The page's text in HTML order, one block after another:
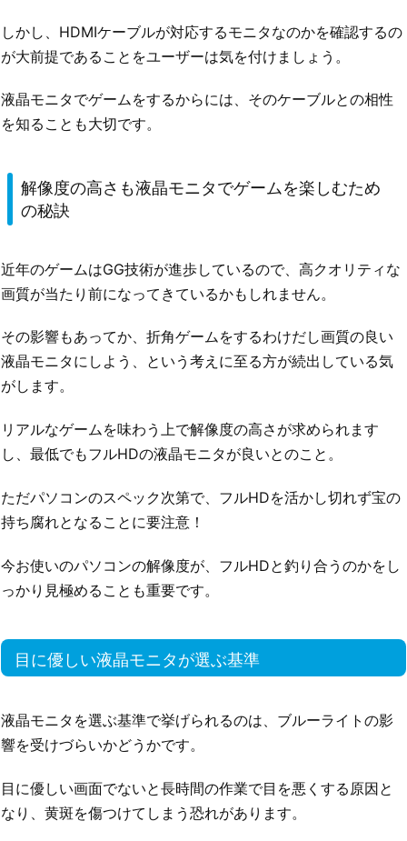
しかし、HDMIケーブルが対応するモニタなのかを確認するの
が大前提であることをユーザーは気を付けましょう。
液晶モニタでゲームをするからには、そのケーブルとの相性
を知ることも大切です。
解像度の高さも液晶モニタでゲームを楽しむため
の秘訣
近年のゲームはGG技術が進歩しているので、高クオリティな
画質が当たり前になってきているかもしれません。
その影響もあってか、折角ゲームをするわけだし画質の良い
液晶モニタにしよう、という考えに至る方が続出している気
がします。
リアルなゲームを味わう上で解像度の高さが求められます
し、最低でもフルHDの液晶モニタが良いとのこと。
ただパソコンのスペック次第で、フルHDを活かし切れず宝の
持ち腐れとなることに要注意！
今お使いのパソコンの解像度が、フルHDと釣り合うのかをし
っかり見極めることも重要です。
目に優しい液晶モニタが選ぶ基準
液晶モニタを選ぶ基準で挙げられるのは、ブルーライトの影
響を受けづらいかどうかです。
目に優しい画面でないと長時間の作業で目を悪くする原因と
なり、黄斑を傷つけてしまう恐れがあります。